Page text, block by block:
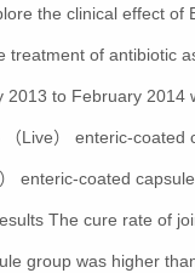
the clinical effect
treatment of antibiotic
2013 to February
Live） enteric-
enteric-coated
The cure rate of
group was higher